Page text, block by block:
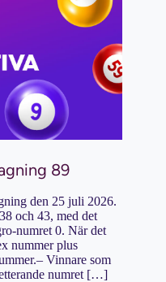
89
den 25 juli 2026.
och 43, med det
numret 0. När det
nummer plus
Vinnare som
numret […]